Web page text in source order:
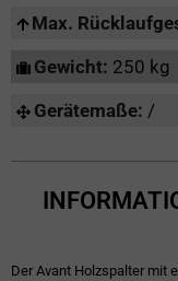
Max.
Gewicht: 250 kg
Gerätemaße: /
Der Avant Holzspalter mit